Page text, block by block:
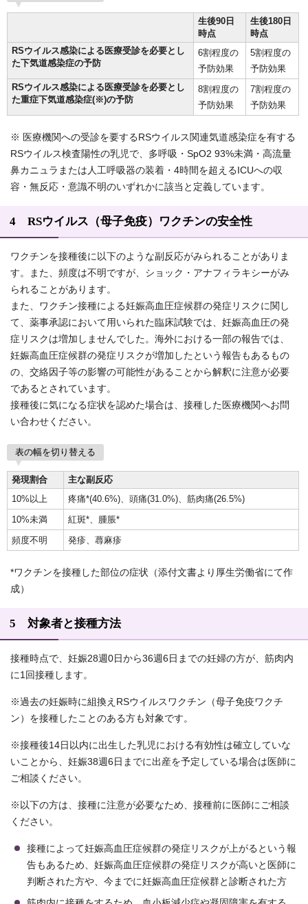
生後90日
時点
生後180日
時点
RSウイルス感染による医療受診を必要とし
た下気道感染症の予防
6割程度の
予防効果
5割程度の
予防効果
RSウイルス感染による医療受診を必要とし
た重症下気道感染症(※)の予防
8割程度の
予防効果
7割程度の
予防効果
※ 医療機関への受診を要するRSウイルス関連気道感染症を有する
RSウイルス検査陽性の乳児で、多呼吸・SpO2 93%未満・高流量
鼻カニュラまたは人工呼吸器の装着・4時間を超えるICUへの収
容・無反応・意識不明のいずれかに該当と定義しています。
4 RSウイルス（母子免疫）ワクチンの安全性
ワクチンを接種後に以下のような副反応がみられることがありま
す。また、頻度は不明ですが、ショック・アナフィラキシーがみ
られることがあります。
また、ワクチン接種による妊娠高血圧症候群の発症リスクに関し
て、薬事承認において用いられた臨床試験では、妊娠高血圧の発
症リスクは増加しませんでした。海外における一部の報告では、
妊娠高血圧症候群の発症リスクが増加したという報告もあるもの
の、交絡因子等の影響の可能性があることから解釈に注意が必要
であるとされています。
接種後に気になる症状を認めた場合は、接種した医療機関へお問
い合わせください。
表の幅を切り替える
発現割合
主な副反応
10%以上
疼痛*(40.6%)、頭痛(31.0%)、筋肉痛(26.5%)
10%未満
紅斑*、腫脹*
頻度不明
発疹、蕁麻疹
*ワクチンを接種した部位の症状（添付文書より厚生労働省にて作
成）
5 対象者と接種方法
接種時点で、妊娠28週0日から36週6日までの妊婦の方が、筋肉内
に1回接種します。
※過去の妊娠時に組換えRSウイルスワクチン（母子免疫ワクチ
ン）を接種したことのある方も対象です。
※接種後14日以内に出生した乳児における有効性は確立していな
いことから、妊娠38週6日までに出産を予定している場合は医師に
ご相談ください。
※以下の方は、接種に注意が必要なため、接種前に医師にご相談
ください。
接種によって妊娠高血圧症候群の発症リスクが上がるという報
告もあるため、妊娠高血圧症候群の発症リスクが高いと医師に
判断された方や、今までに妊娠高血圧症候群と診断された方